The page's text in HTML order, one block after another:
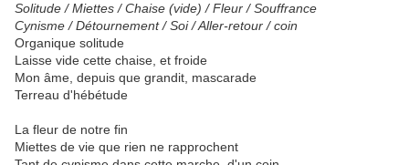
Solitude / Miettes / Chaise (vide) / Fleur / Souffrance
Cynisme / Détournement / Soi / Aller-retour / coin
Organique solitude
Laisse vide cette chaise, et froide
Mon âme, depuis que grandit, mascarade
Terreau d'hébétude
La fleur de notre fin
Miettes de vie que rien ne rapprochent